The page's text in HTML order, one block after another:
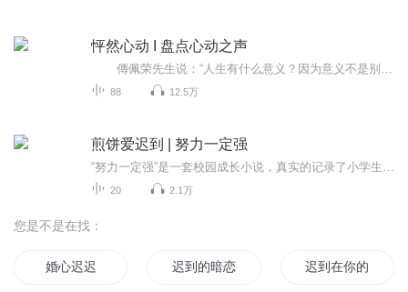
怦然心动 I 盘点心动之声
88 12.5万
煎饼爱迟到 | 努力一定强
20 2.1万
您是不是在找：
婚心迟迟 迟到的暗恋 迟到在你的世界